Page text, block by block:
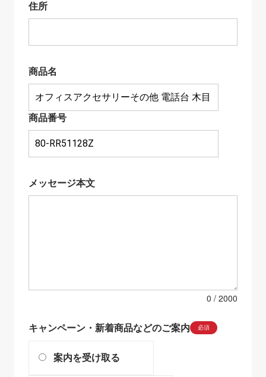
住所
商品名
商品番号
メッセージ本文
0
キャンペーン・新着商品などのご案内 必須
案内を受け取る